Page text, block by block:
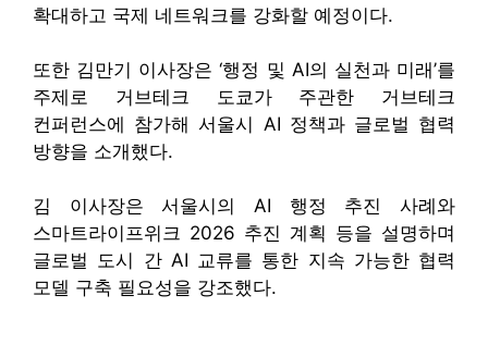
확대하고 국제 네트워크를 강화할 예정이다.
또한 김만기 이사장은 ‘행정 및 AI의 실천과 미래’를
주제로 거브테크 도쿄가 주관한 거브테크
컨퍼런스에 참가해 서울시 AI 정책과 글로벌 협력
방향을 소개했다.
김 이사장은 서울시의 AI 행정 추진 사례와
스마트라이프위크 2026 추진 계획 등을 설명하며
글로벌 도시 간 AI 교류를 통한 지속 가능한 협력
모델 구축 필요성을 강조했다.